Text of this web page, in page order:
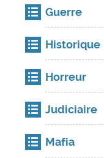
Guerre
Historique
Horreur
Judiciaire
Mafia